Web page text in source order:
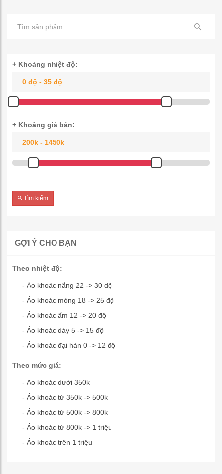
+ Khoảng nhiệt độ:
+ Khoảng giá bán:
Tìm kiếm
GỢI Ý CHO BẠN
Theo nhiệt độ:
- Áo khoác nắng 22 -> 30 độ
- Áo khoác mỏng 18 -> 25 độ
- Áo khoác ấm 12 -> 20 độ
- Áo khoác dày 5 -> 15 độ
- Áo khoác đại hàn 0 -> 12 độ
Theo mức giá:
- Áo khoác dưới 350k
- Áo khoác từ 350k -> 500k
- Áo khoác từ 500k -> 800k
- Áo khoác từ 800k -> 1 triệu
- Áo khoác trên 1 triệu